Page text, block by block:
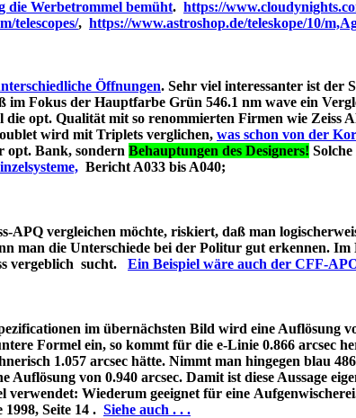
die Werbetrommel bemüht. https://
telescopes/, https://www.astroshop.de/teleskope/10/
Öffnungen. Sehr viel interessanter ist der
im Fokus der Hauptfarbe Grün 546.1 nm wave ein
opt. Qualität mit so renommierten Firmen wie
wird mit Triplets verglichen, was schon von der
opt. Bank, sondern Behauptungen des Designers!
Bericht A033 bis A040;
APQ vergleichen möchte, riskiert, daß man
man die Unterschiede bei der Politur gut erkennen.
vergeblich sucht. Ein Beispiel wäre auch der CFF-
im übernächsten Bild wird eine Auflösung
Formel ein, so kommt für die e-Linie 0.866 arcsec
1.057 arcsec hätte. Nimmt man hingegen blau
Auflösung von 0.940 arcsec. Damit ist diese Aussage
verwendet: Wiederum geeignet für eine
Seite 14 . Siehe auch . . .